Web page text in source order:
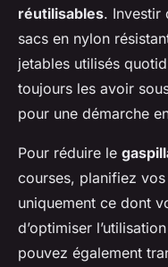
réutilisables. Investir
sacs en nylon
jetables utilisés
toujours les avoir
pour une démarche
Pour réduire le
courses, planifiez vos
uniquement ce dont
d’optimiser
pouvez également